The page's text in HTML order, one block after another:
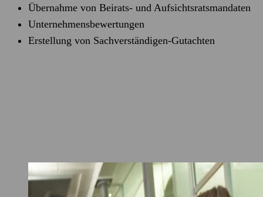
Übernahme von Beirats- und Aufsichtsratsmandaten
Unternehmensbewertungen
Erstellung von Sachverständigen-Gutachten